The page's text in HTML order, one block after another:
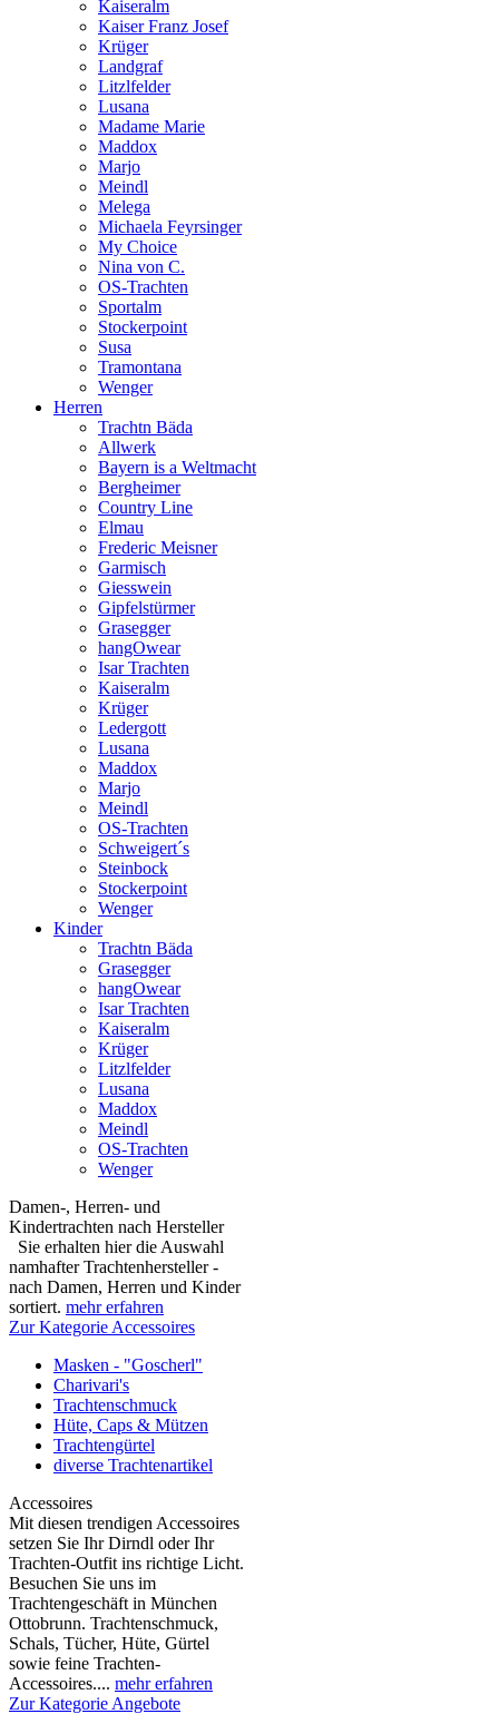
Kaiseralm
Kaiser Franz Josef
Krüger
Landgraf
Litzlfelder
Lusana
Madame Marie
Maddox
Marjo
Meindl
Melega
Michaela Feyrsinger
My Choice
Nina von C.
OS-Trachten
Sportalm
Stockerpoint
Susa
Tramontana
Wenger
Herren
Trachtn Bäda
Allwerk
Bayern is a Weltmacht
Bergheimer
Country Line
Elmau
Frederic Meisner
Garmisch
Giesswein
Gipfelstürmer
Grasegger
hangOwear
Isar Trachten
Kaiseralm
Krüger
Ledergott
Lusana
Maddox
Marjo
Meindl
OS-Trachten
Schweigert´s
Steinbock
Stockerpoint
Wenger
Kinder
Trachtn Bäda
Grasegger
hangOwear
Isar Trachten
Kaiseralm
Krüger
Litzlfelder
Lusana
Maddox
Meindl
OS-Trachten
Wenger
Damen-, Herren- und
Kindertrachten nach Hersteller
Sie erhalten hier die Auswahl
namhafter Trachtenhersteller -
nach Damen, Herren und Kinder
sortiert. mehr erfahren
Zur Kategorie Accessoires
Masken - "Goscherl"
Charivari's
Trachtenschmuck
Hüte, Caps & Mützen
Trachtengürtel
diverse Trachtenartikel
Accessoires
Mit diesen trendigen Accessoires
setzen Sie Ihr Dirndl oder Ihr
Trachten-Outfit ins richtige Licht.
Besuchen Sie uns im
Trachtengeschäft in München
Ottobrunn. Trachtenschmuck,
Schals, Tücher, Hüte, Gürtel
sowie feine Trachten-
Accessoires.... mehr erfahren
Zur Kategorie Angebote